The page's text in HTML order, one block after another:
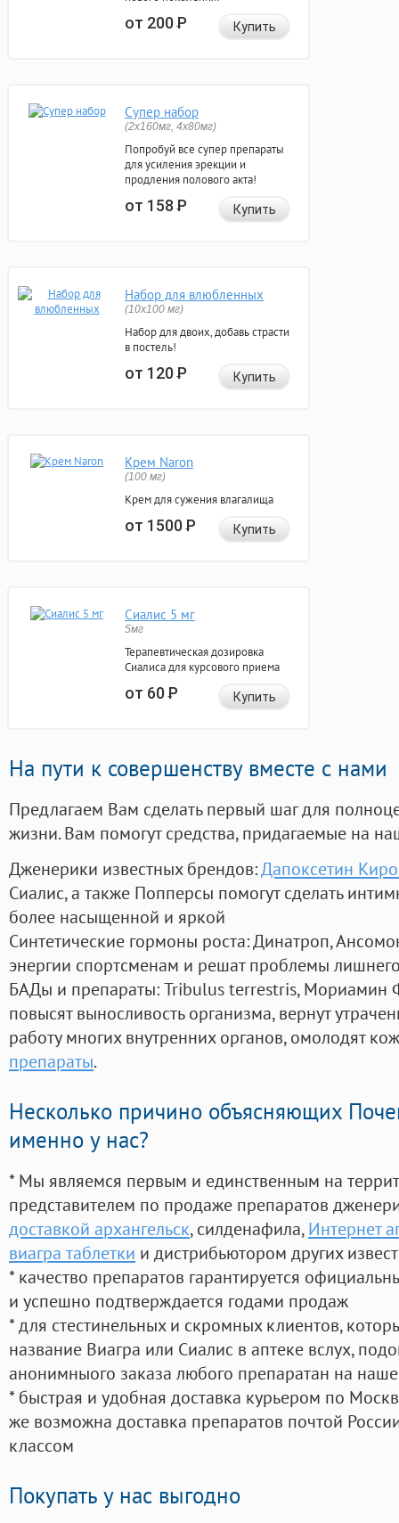
от 200Р Купить
Супер набор
(2х160мг, 4х80мг)
Попробуй все супер препараты
для усиления эрекции и
продления полового акта!
от 158Р Купить
Набор для влюбленных
(10х100 мг)
Набор для двоих, добавь страсти
в постель!
от 120Р Купить
Крем Naron
(100 мг)
Крем для сужения влагалища
от 1500Р Купить
Сиалис 5 мг
5мг
Терапевтическая дозировка
Сиалиса для курсового приема
от 60Р Купить
На пути к совершенству вместе с нами
Предлагаем Вам сделать первый шаг для
жизни. Вам помогут средства, придагаемые на
Дженерики известных брендов:Дапоксетин
Сиалис, а также Попперсы помогут сделать
более насыщенной и яркой
Синтетические гормоны роста: Динатроп,
энергии спортсменам и решат проблемы
БАДы и препараты:Tribulus terrestris, Мориамин
повысят выносливость организма, вернут
работу многих внутренних органов, омолодят
препараты.
Несколько причино объясняющих
именно у нас?
* Мы являемся первым и единственным на
представителем по продаже препаратов
доставкой архангельск, силденафила, Интернет
виагра таблетки и дистрибьютором других
* качество препаратов гарантируется
и успешно подтверждается годами продаж
* для стестинельных и скромных клиентов,
название Виагра или Сиалис в аптеке вслух,
анонимныого заказа любого препаратан на
* быстрая и удобная доставка курьером по
же возможна доставка препаратов почтой
классом
Покупать у нас выгодно